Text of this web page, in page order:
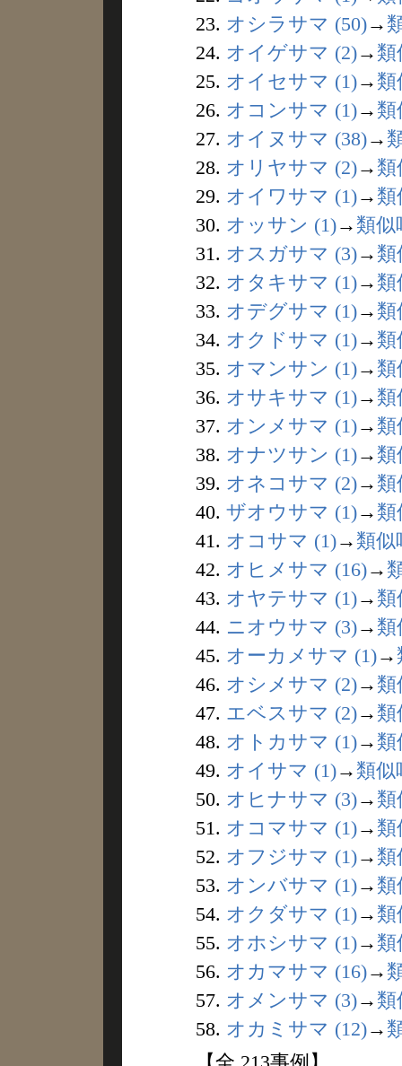
23. オシラサマ (50)→
24. オイゲサマ (2)→ 類
25. オイセサマ (1)→ 類
26. オコンサマ (1)→ 類
27. オイヌサマ (38)→
28. オリヤサマ (2)→ 類
29. オイワサマ (1)→ 類
30. オッサン (1)→ 類似
31. オスガサマ (3)→ 類
32. オタキサマ (1)→ 類
33. オデグサマ (1)→ 類
34. オクドサマ (1)→ 類
35. オマンサン (1)→ 類
36. オサキサマ (1)→ 類
37. オンメサマ (1)→ 類
38. オナツサン (1)→ 類
39. オネコサマ (2)→ 類
40. ザオウサマ (1)→ 類
41. オコサマ (1)→ 類似
42. オヒメサマ (16)→
43. オヤテサマ (1)→ 類
44. ニオウサマ (3)→ 類
45. オーカメサマ (1)→
46. オシメサマ (2)→ 類
47. エベスサマ (2)→ 類
48. オトカサマ (1)→ 類
49. オイサマ (1)→ 類似
50. オヒナサマ (3)→ 類
51. オコマサマ (1)→ 類
52. オフジサマ (1)→ 類
53. オンバサマ (1)→ 類
54. オクダサマ (1)→ 類
55. オホシサマ (1)→ 類
56. オカマサマ (16)→
57. オメンサマ (3)→ 類
58. オカミサマ (12)→